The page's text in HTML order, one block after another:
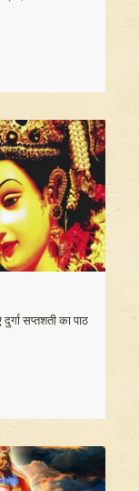
सप्तशती का पाठ